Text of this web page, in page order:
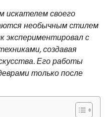
искателем своего
необычным стилем
экспериментировал с
создавая
Его работы
только после